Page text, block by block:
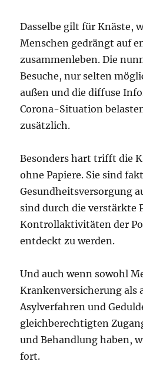
Dasselbe gilt für Knäste,
Menschen gedrängt auf
zusammenleben. Die
Besuche, nur selten
außen und die diffuse
Corona-Situation
zusätzlich.
Besonders hart trifft die
ohne Papiere. Sie sind
Gesundheitsversorgung
sind durch die verstärkte
Kontrollaktivitäten der
entdeckt zu werden.
Und auch wenn sowohl
Krankenversicherung als
Asylverfahren und
gleichberechtigten
und Behandlung haben,
fort.